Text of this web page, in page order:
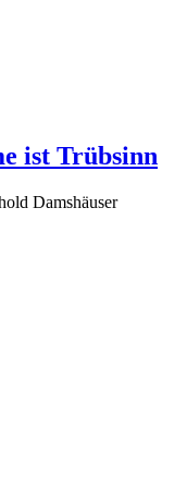
ist Trübsinn
Damshäuser